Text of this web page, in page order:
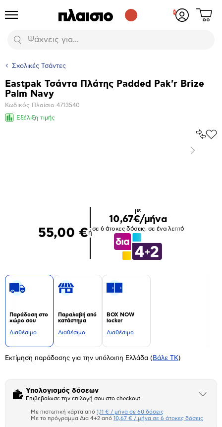
Προϊόντα
Αναζήτηση
Δες
Σχολικές Τσάντες
Βασικά
χαρακτηριστικά
Eastpak Τσάντα Πλάτης Padded Pak'r Brize
Palm Navy
Κωδικός Πλαίσιο 4713540
Εξέλιξη τιμής
Επόμενο
55,00 €ή
με
10,67€/μήνα
σε 6 άτοκες δόσεις, σε ένα λεπτό
Παράδοση στο
χώρο σου
Διαθέσιμο
Παραλαβή από
κατάστημα
Διαθέσιμο
BOX NOW
locker
Διαθέσιμο
Εκτίμηση παράδοσης για την υπόλοιπη Ελλάδα ( Βάλε ΤΚ)
Υπολογισμός δόσεων
Επιβεβαίωσε την επιλογή σου στο checkout
Άνοιξε
Πιστωτική κάρτα
Με πιστωτική κάρτα από 1,11 € / μήνα σε 60 δόσεις
Με το πρόγραμμα Δια 4+2 από 10,67 € / μήνα σε 6 άτοκες δόσεις